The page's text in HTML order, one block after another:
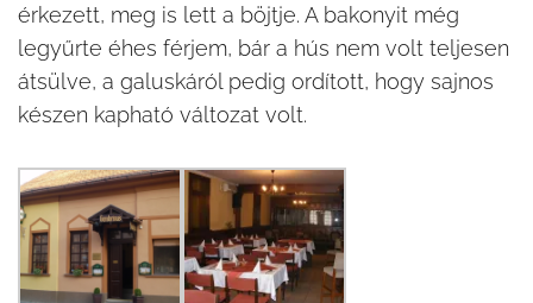
érkezett, meg is lett a böjtje. A bakonyit még
legyűrte éhes férjem, bár a hús nem volt teljesen
átsülve, a galuskáról pedig ordított, hogy sajnos
készen kapható változat volt.